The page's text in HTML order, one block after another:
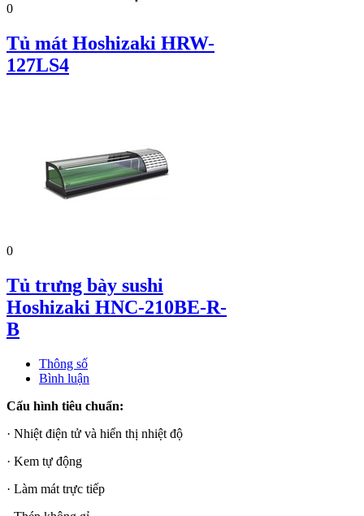
0
Tủ mát Hoshizaki HRW-
127LS4
0
Tủ trưng bày sushi
Hoshizaki HNC-210BE-R-
B
Thông số
Bình luận
Cấu hình tiêu chuẩn:
· Nhiệt điện tử và hiển thị nhiệt độ
· Kem tự động
· Làm mát trực tiếp